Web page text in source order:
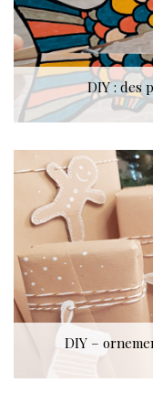
DIY : des
DIY –